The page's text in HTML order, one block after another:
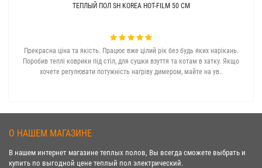
ТЕПЛЫЙ ПОЛ SH KOREA HOT-FILM 50 СМ
Прекрасна ціна та якість. Працює вже цілий рік без будь яких нарікань.
Поробив теплі коврики під стіл, для сушки взуття та котам в хатку. Якщо
хочете регулювати потужність нагріву димером, майте на ув..
О НАШЕМ МАГАЗИНЕ
В нашем интернет магазине теплых полов, Вы всегда сможете выбрать и
купить по выгодной цене теплый пол электрический.